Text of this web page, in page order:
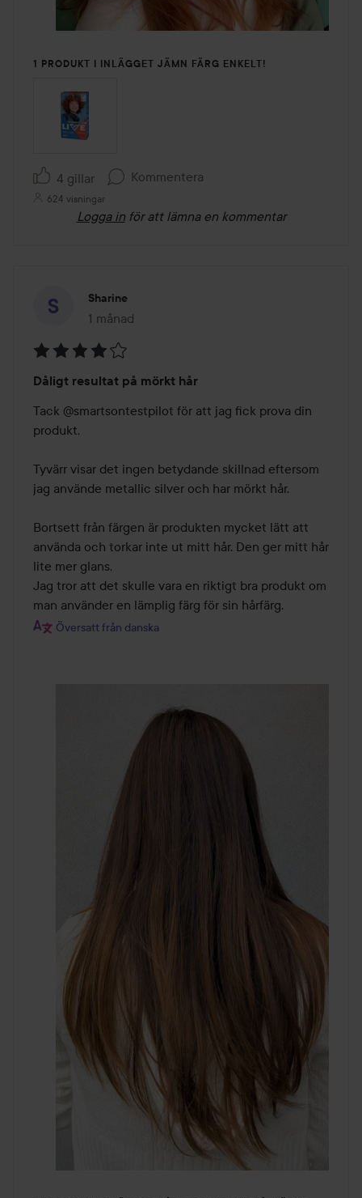
1 PRODUKT I INLÄGGET JÄMN FÄRG ENKELT!
4 gillar Kommentera
624 visningar
Logga in för att lämna en kommentar
Sharine
1 månad
Inlägget skapades 1 månad
4
av
5
Dåligt resultat på mörkt hår
Tack @smartsontestpilot för att jag fick prova din
produkt.
Tyvärr visar det ingen betydande skillnad eftersom
jag använde metallic silver och har mörkt hår.
Bortsett från färgen är produkten mycket lätt att
använda och torkar inte ut mitt hår. Den ger mitt hår
lite mer glans.
Jag tror att det skulle vara en riktigt bra produkt om
man använder en lämplig färg för sin hårfärg.
Översatt från danska